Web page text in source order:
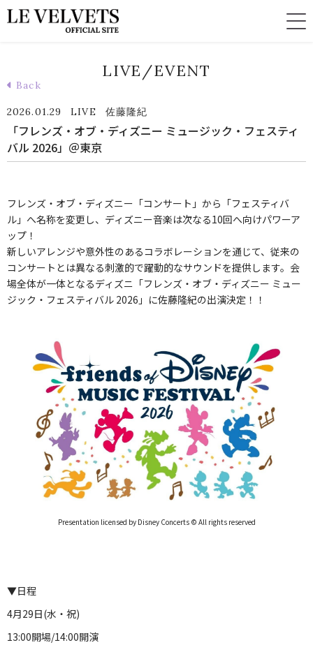
LIVE/EVENT
Back
2026.01.29 LIVE 佐藤隆紀
「フレンズ・オブ・ディズニー ミュージック・フェスティ
バル 2026」＠東京
フレンズ‧オブ‧ディズニー「コンサート」から「フェスティバ
ル」へ名称を変更し、ディズニー⾳楽は次なる10回へ向けパワーア
ップ！
新しいアレンジや意外性のあるコラボレーションを通じて、従来の
コンサートとは異なる刺激的で躍動的なサウンドを提供します。会
場全体が⼀体となるディズニ「フレンズ・オブ・ディズニー ミュー
ジック・フェスティバル 2026」に佐藤隆紀の出演決定！！
Presentation licensed by Disney Concerts © All rights reserved
▼日程
4月29日(水・祝)
13:00開場/14:00開演